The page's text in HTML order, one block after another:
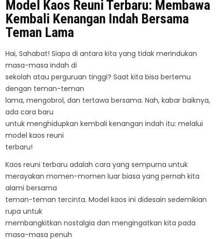
Model Kaos Reuni Terbaru: Membawa
Kembali Kenangan Indah Bersama
Teman Lama
Hai, Sahabat! Siapa di antara kita yang tidak merindukan
masa-masa indah di
sekolah atau perguruan tinggi? Saat kita bisa bertemu
dengan teman-teman
lama, mengobrol, dan tertawa bersama. Nah, kabar baiknya,
ada cara baru
untuk menghidupkan kembali kenangan indah itu: melalui
model kaos reuni
terbaru!
Kaos reuni terbaru adalah cara yang sempurna untuk
merayakan momen-momen luar biasa yang pernah kita
alami bersama
teman-teman tercinta. Model kaos ini didesain sedemikian
rupa untuk
membangkitkan nostalgia dan mengingatkan kita pada
masa-masa penuh